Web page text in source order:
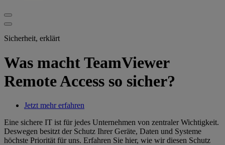
Sicherheit, erklärt
Was macht TeamViewer
Remote Access so sicher?
Jetzt mehr erfahren
Eine sichere IT ist für jedes Unternehmen von zentraler Wichtigkeit.
Deswegen besitzt der Schutz Ihrer Geräte, Daten und Systeme
höchste Priorität für uns. Erfahren Sie hier, wie wir diesen Schutz